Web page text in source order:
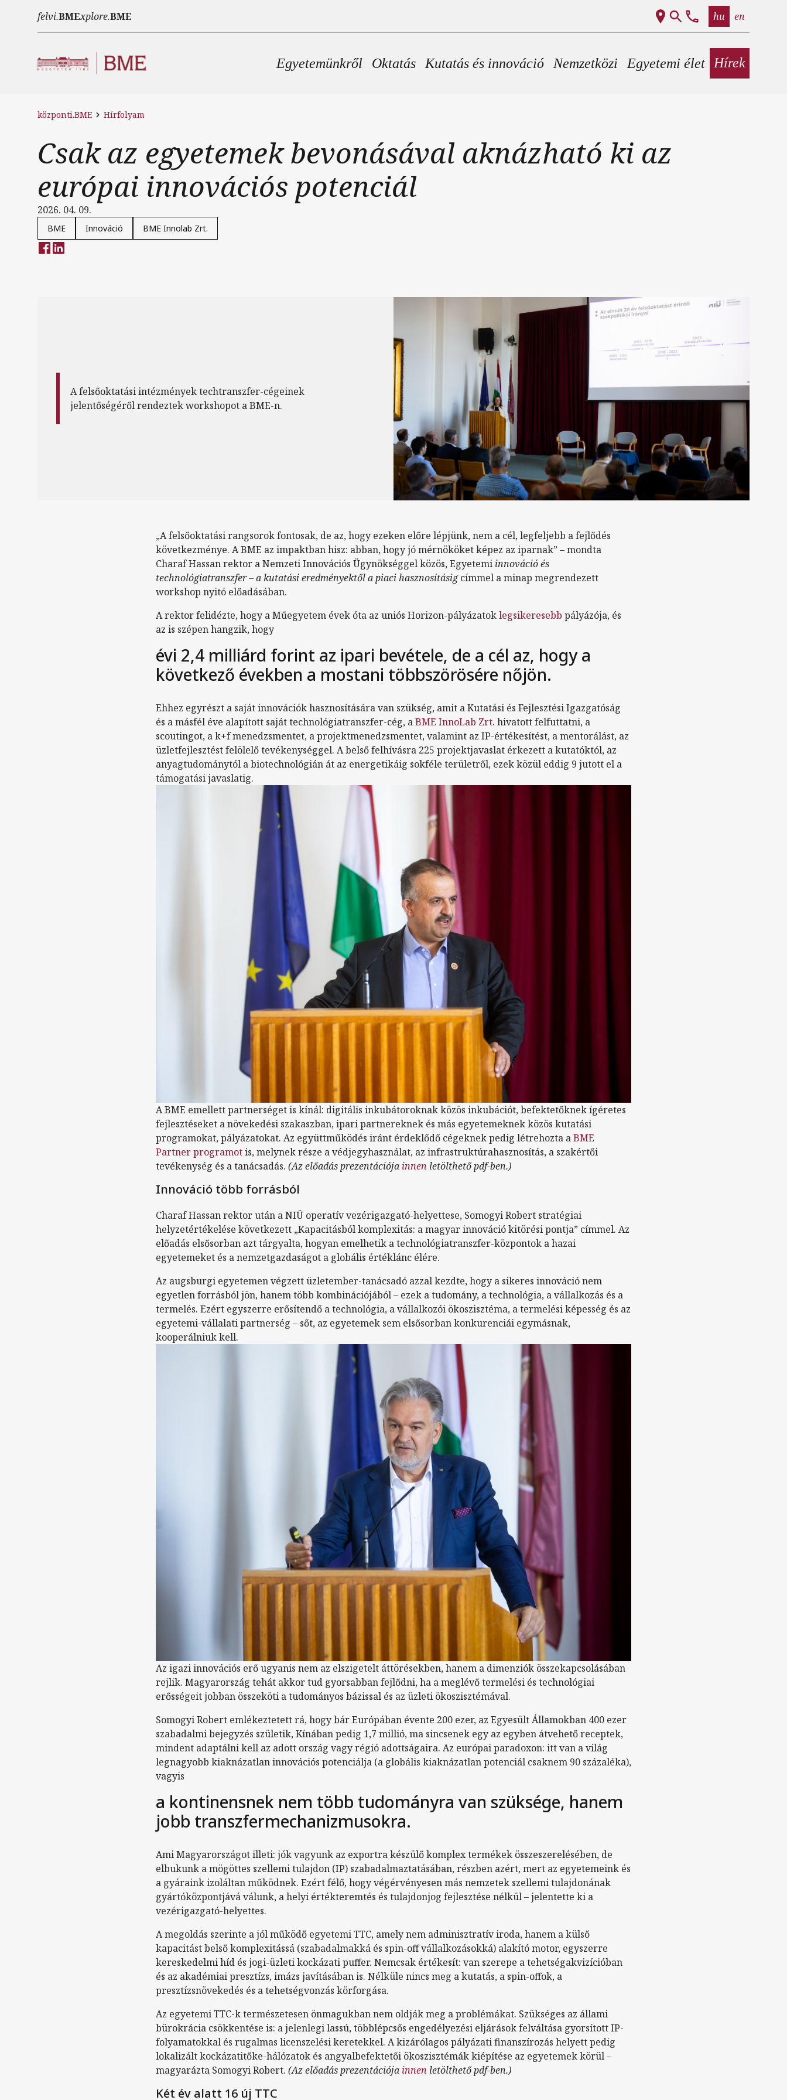
felvi.BMExplore.BME hu en
Fő navigáció
Egyetemünkről Oktatás Kutatás és innováció Nemzetközi Egyetemi élet Hírek
központi.BME Hírfolyam
Csak az egyetemek bevonásával aknázható ki az
európai innovációs potenciál
2026. 04. 09.
BME Innováció BME Innolab Zrt.
A felsőoktatási intézmények techtranszfer-cégeinek
jelentőségéről rendeztek workshopot a BME-n.
„A felsőoktatási rangsorok fontosak, de az, hogy ezeken előre lépjünk, nem a cél, legfeljebb a fejlődés
következménye. A BME az impaktban hisz: abban, hogy jó mérnököket képez az iparnak” – mondta
Charaf Hassan rektor a Nemzeti Innovációs Ügynökséggel közös, Egyetemi innováció és
technológiatranszfer – a kutatási eredményektől a piaci hasznosításigcímmel a minap megrendezett
workshop nyitó előadásában.
A rektor felidézte, hogy a Műegyetem évek óta az uniós Horizon-pályázatoklegsikeresebb pályázója, és
az is szépen hangzik, hogy
évi 2,4 milliárd forint az ipari bevétele, de a cél az, hogy a
következő években a mostani többszörösére nőjön.
Ehhez egyrészt a saját innovációk hasznosítására van szükség, amit a Kutatási és Fejlesztési Igazgatóság
és a másfél éve alapított saját technológiatranszfer-cég, aBME InnoLab Zrt. hivatott felfuttatni, a
scoutingot, a k+f menedzsmentet, a projektmenedzsmentet, valamint az IP-értékesítést, a mentorálást, az
üzletfejlesztést felölelő tevékenységgel. A belső felhívásra 225 projektjavaslat érkezett a kutatóktól, az
anyagtudománytól a biotechnológián át az energetikáig sokféle területről, ezek közül eddig 9 jutott el a
támogatási javaslatig.
A BME emellett partnerséget is kínál: digitális inkubátoroknak közös inkubációt, befektetőknek ígéretes
fejlesztéseket a növekedési szakaszban, ipari partnereknek és más egyetemeknek közös kutatási
programokat, pályázatokat. Az együttműködés iránt érdeklődő cégeknek pedig létrehozta aBME
Partner programotis, melynek része a védjegyhasználat, az infrastruktúrahasznosítás, a szakértői
tevékenység és a tanácsadás. (Az előadás prezentációja innen letölthető pdf-ben.)
Innováció több forrásból
Charaf Hassan rektor után a NIÜ operatív vezérigazgató-helyettese, Somogyi Robert stratégiai
helyzetértékelése következett „Kapacitásból komplexitás: a magyar innováció kitörési pontja” címmel. Az
előadás elsősorban azt tárgyalta, hogyan emelhetik a technológiatranszfer-központok a hazai
egyetemeket és a nemzetgazdaságot a globális értéklánc élére.
Az augsburgi egyetemen végzett üzletember-tanácsadó azzal kezdte, hogy a sikeres innováció nem
egyetlen forrásból jön, hanem több kombinációjából – ezek a tudomány, a technológia, a vállalkozás és a
termelés. Ezért egyszerre erősítendő a technológia, a vállalkozói ökoszisztéma, a termelési képesség és az
egyetemi-vállalati partnerség – sőt, az egyetemek sem elsősorban konkurenciái egymásnak,
kooperálniuk kell.
Az igazi innovációs erő ugyanis nem az elszigetelt áttörésekben, hanem a dimenziók összekapcsolásában
rejlik. Magyarország tehát akkor tud gyorsabban fejlődni, ha a meglévő termelési és technológiai
erősségeit jobban összeköti a tudományos bázissal és az üzleti ökoszisztémával.
Somogyi Robert emlékeztetett rá, hogy bár Európában évente 200 ezer, az Egyesült Államokban 400 ezer
szabadalmi bejegyzés születik, Kínában pedig 1,7 millió, ma sincsenek egy az egyben átvehető receptek,
mindent adaptálni kell az adott ország vagy régió adottságaira. Az európai paradoxon: itt van a világ
legnagyobb kiaknázatlan innovációs potenciálja (a globális kiaknázatlan potenciál csaknem 90 százaléka),
vagyis
a kontinensnek nem több tudományra van szüksége, hanem
jobb transzfermechanizmusokra.
Ami Magyarországot illeti: jók vagyunk az exportra készülő komplex termékek összeszerelésében, de
elbukunk a mögöttes szellemi tulajdon (IP) szabadalmaztatásában, részben azért, mert az egyetemeink és
a gyáraink izoláltan működnek. Ezért félő, hogy végérvényesen más nemzetek szellemi tulajdonának
gyártóközpontjává válunk, a helyi értékteremtés és tulajdonjog fejlesztése nélkül – jelentette ki a
vezérigazgató-helyettes.
A megoldás szerinte a jól működő egyetemi TTC, amely nem adminisztratív iroda, hanem a külső
kapacitást belső komplexitássá (szabadalmakká és spin-off vállalkozásokká) alakító motor, egyszerre
kereskedelmi híd és jogi-üzleti kockázati puffer. Nemcsak értékesít: van szerepe a tehetségakvizícióban
és az akadémiai presztízs, imázs javításában is. Nélküle nincs meg a kutatás, a spin-offok, a
presztízsnövekedés és a tehetségvonzás körforgása.
Az egyetemi TTC-k természetesen önmagukban nem oldják meg a problémákat. Szükséges az állami
bürokrácia csökkentése is: a jelenlegi lassú, többlépcsős engedélyezési eljárások felváltása gyorsított IP-
folyamatokkal és rugalmas licenszelési keretekkel. A kizárólagos pályázati finanszírozás helyett pedig
lokalizált kockázatitőke-hálózatok és angyalbefektetői ökoszisztémák kiépítése az egyetemek körül –
magyarázta Somogyi Robert. (Az előadás prezentációja innen letölthető pdf-ben.)
Két év alatt 16 új TTC